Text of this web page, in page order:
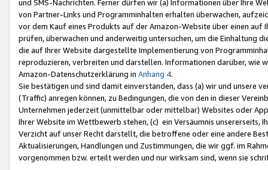
und SMS-Nachrichten. Ferner dürfen wir (a) Informationen über Ihre
von Partner-Links und Programminhalten erhalten überwachen,
vor dem Kauf eines Produkts auf der Amazon-Website über einen
prüfen, überwachen und anderweitig untersuchen, um die Einhaltung
die auf Ihrer Website dargestellte Implementierung von
reproduzieren, verbreiten und darstellen. Informationen darüber, wie
Amazon-Datenschutzerklärung in Anhang 4.
Sie bestätigen und sind damit einverstanden, dass (a) wir und
(Traffic) anregen können, zu Bedingungen, die von den in dieser
Unternehmen jederzeit (unmittelbar oder mittelbar) Websites oder
Ihrer Website im Wettbewerb stehen, (c) ein Versäumnis unsererseits,
Verzicht auf unser Recht darstellt, die betroffene oder eine andere
Aktualisierungen, Handlungen und Zustimmungen, die wir ggf. im
vorgenommen bzw. erteilt werden und nur wirksam sind, wenn sie